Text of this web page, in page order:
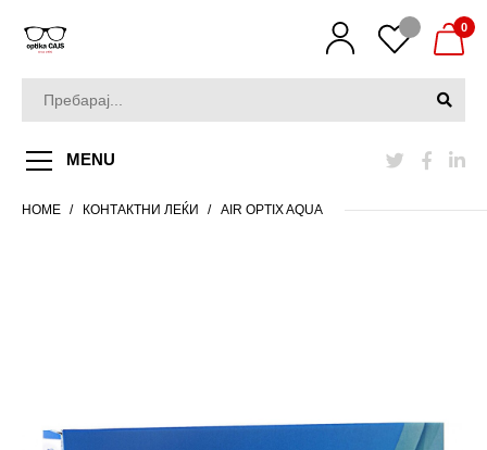
0
MENU
HOME КОНТАКТНИ ЛЕЌИ AIR OPTIX AQUA